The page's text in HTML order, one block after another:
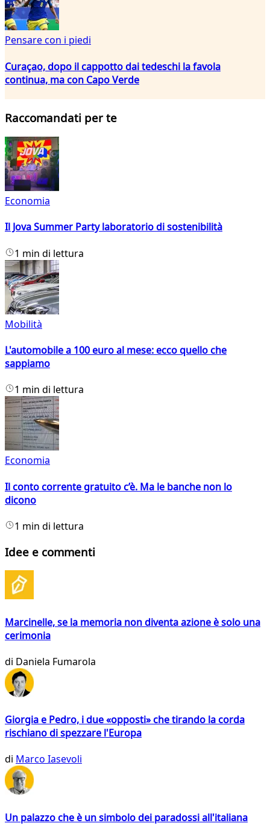
Pensare con i piedi
Curaçao, dopo il cappotto dai tedeschi la favola
continua, ma con Capo Verde
Raccomandati per te
Economia
Il Jova Summer Party laboratorio di sostenibilità
1 min di lettura
Mobilità
L'automobile a 100 euro al mese: ecco quello che
sappiamo
1 min di lettura
Economia
Il conto corrente gratuito c’è. Ma le banche non lo
dicono
1 min di lettura
Idee e commenti
Marcinelle, se la memoria non diventa azione è solo una
cerimonia
di Daniela Fumarola
Giorgia e Pedro, i due «opposti» che tirando la corda
rischiano di spezzare l'Europa
di Marco Iasevoli
Un palazzo che è un simbolo dei paradossi all'italiana